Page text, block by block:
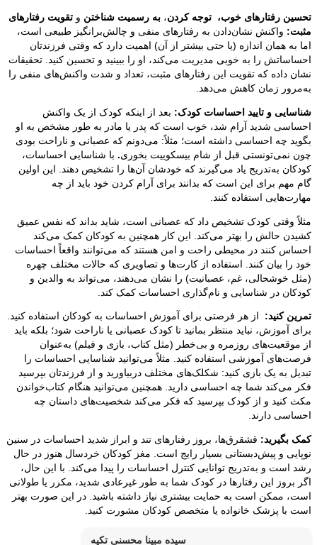
تحسین رفتارهای خوب، توجه‌ کردن، به‌ رسمیت‌ شناختن و تقویت رفتارهای
مثبت: واکنش نشان‌دادن به رفتارهای منفی و چالش‌برانگیز طبیعی است،
اما به همان اندازه (یا حتی بیشتر از آن) اهمیت دارد که وقتی فرزندتان
احساساتش را به خوبی مدیریت می‌کند، او را ببینید و تحسین کنید. تحقیقات
نشان داده که تقویت این رفتارهای مثبت، تعداد و شدت واکنش‌های منفی را
به‌مرور زمان کاهش می‌دهد.
شناسایی و تایید احساسات کودک: بعد از اینکه کودک از یک واکنش
احساسی شدید آرام شد، خوب است که پدر یا مادر به طور مشخص به او
بگوید چه احساسی داشته است؛ مثلاً: می‌دونم که عصبانی و ناراحت بودی
چون نمی‌تونستی قبل از شام بیسکوییت بخوری. با شناسایی احساسات،
کودکان به‌تدریج یاد می‌گیرند که خودشان آن‌ها را تشخیص دهند. این اولین
گام مهم برای این است که بدانند برای آرام کردن خود باید از چه
مهارت‌هایی استفاده کنند.
مثلاً وقتی کودک تشخیص داد که عصبانی است، شاید بداند که نفس عمیق
کشیدن حالش را بهتر می‌کند. این کار همچنین به کودکان کمک می‌کند
احساس کنند در محیطی راحت و امن هستند که می‌توانند واقعاً احساسات
خود را بیان کنند. استفاده از کارت‌ها و تصاویری که حالات مختلف چهره
(مثل خوشحالی، غم، عصبانیت) را نشان می‌دهند، می‌تواند به والدین و
کودکان در شناسایی و نام‌گذاری احساسات کمک کند.
تمرین کنید:
از هر فرصتی برای آموزش احساسات به کودکان استفاده کنید.
برای آموزش، نباید منتظر بمانید تا کودک عصبانی یا ناراحت شود؛ بلکه باید
از موقعیت‌های روزمره و بی‌خطر (مثل کتاب، بازی و فیلم) به‌عنوان
فرصت‌های آموزشی استفاده کنید. مثلاً می‌توانید شناسایی احساسات را
تبدیل به یک بازی کنید: شکلک‌های مختلف دربیاورید و از فرزندتان بپرسید
فکر می‌کند شما چه احساسی دارید. همچنین می‌توانید هنگام کتاب‌خواندن
مکث کنید و از کودک بپرسید که فکر می‌کند شخصیت‌های داستان چه
احساسی دارند.
کمک بگیرید: قشقرق‌ها، بروز رفتارهای تند و ابراز شدید احساسات در سنین
نوپایی و پیش‌دبستانی بسیار رایج است. مغز کودکان خردسال هنوز در حال
رشد است و به‌تدریج توانایی کنترل احساسات را پیدا می‌کند. با این حال،
اگر بروز این رفتارها در کودک شما به طور غیرعادی شدید، مکرر یا طولانی
است، ممکن است به حمایت بیشتری نیاز داشته باشید. در این صورت بهتر
است با پزشک خانواده یا متخصص کودکان مشورت کنید.
سیده مبینا محسنی تکیه